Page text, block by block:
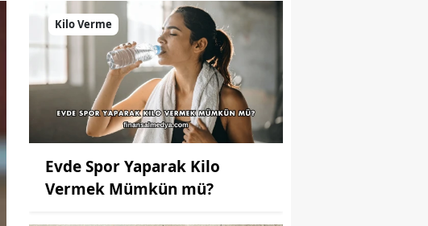
Kilo Verme
Evde Spor Yaparak Kilo
Vermek Mümkün mü?